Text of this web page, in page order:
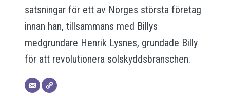
satsningar för ett av Norges största företag
innan han, tillsammans med Billys
medgrundare Henrik Lysnes, grundade Billy
för att revolutionera solskyddsbranschen.